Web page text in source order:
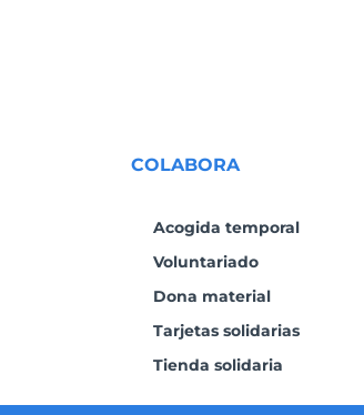
COLABORA
Acogida temporal
Voluntariado
Dona material
Tarjetas solidarias
Tienda solidaria